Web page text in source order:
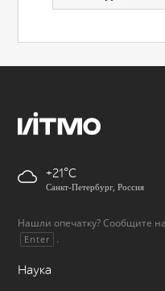
+21
Санкт-Петербург, Россия
Нашли опечатку? Сообщите
Enter .
Наука